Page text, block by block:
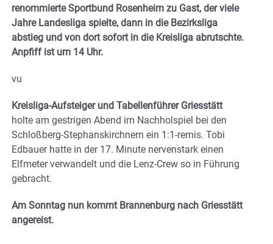
renommierte Sportbund Rosenheim zu Gast, der viele
Jahre Landesliga spielte, dann in die Bezirksliga
abstieg und von dort sofort in die Kreisliga abrutschte.
Anpfiff ist um 14 Uhr.
vu
Kreisliga-Aufsteiger und Tabellenführer Griesstätt
holte am gestrigen Abend im Nachholspiel bei den
Schloßberg-Stephanskirchnern ein 1:1-remis. Tobi
Edbauer hatte in der 17. Minute nervenstark einen
Elfmeter verwandelt und die Lenz-Crew so in Führung
gebracht.
Am Sonntag nun kommt Brannenburg nach Griesstätt
angereist.